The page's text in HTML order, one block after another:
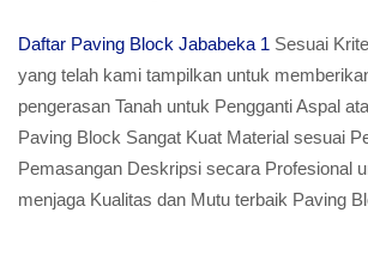
Daftar Paving Block Jababeka 1 Sesuai
yang telah kami tampilkan untuk
pengerasan Tanah untuk Pengganti Aspal
Paving Block Sangat Kuat Material sesuai
Pemasangan Deskripsi secara Profesional
menjaga Kualitas dan Mutu terbaik Paving